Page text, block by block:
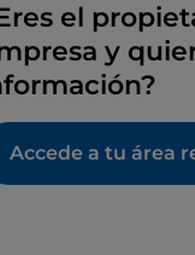
el
y
Accede a tu área